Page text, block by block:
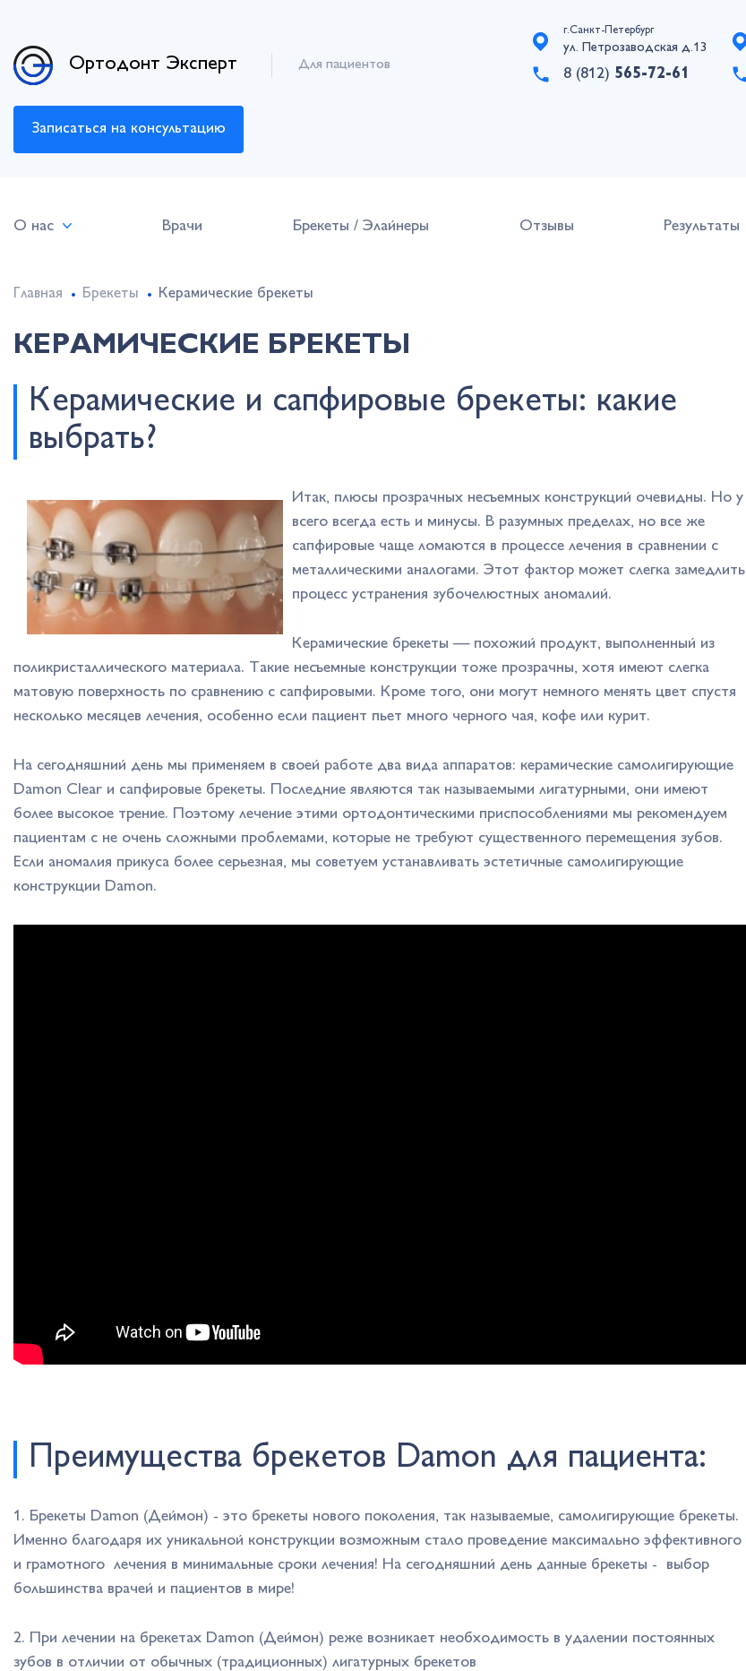
Ортодонт Эксперт Для пациентов
г.Санкт-Петербург
ул. Петрозаводская д.13
8 (812) 565-72-61
Записаться на консультацию
О нас Врачи Брекеты / Элайнеры Отзывы Результаты
Главная Брекеты Керамические брекеты
КЕРАМИЧЕСКИЕ БРЕКЕТЫ
Керамические и сапфировые брекеты: какие
выбрать?
Итак, плюсы прозрачных несъемных конструкций очевидны. Но у
всего всегда есть и минусы. В разумных пределах, но все же
сапфировые чаще ломаются в процессе лечения в сравнении с
металлическими аналогами. Этот фактор может слегка замедлить
процесс устранения зубочелюстных аномалий.
Керамические брекеты — похожий продукт, выполненный из
поликристаллического материала. Такие несъемные конструкции тоже прозрачны, хотя имеют слегка
матовую поверхность по сравнению с сапфировыми. Кроме того, они могут немного менять цвет спустя
несколько месяцев лечения, особенно если пациент пьет много черного чая, кофе или курит.
На сегодняшний день мы применяем в своей работе два вида аппаратов: керамические самолигирующие
Damon Clear и сапфировые брекеты. Последние являются так называемыми лигатурными, они имеют
более высокое трение. Поэтому лечение этими ортодонтическими приспособлениями мы рекомендуем
пациентам с не очень сложными проблемами, которые не требуют существенного перемещения зубов.
Если аномалия прикуса более серьезная, мы советуем устанавливать эстетичные самолигирующие
конструкции Damon.
Преимущества брекетов Damon для пациента:
1. Брекеты Damon (Деймон) - это брекеты нового поколения, так называемые, самолигирующие брекеты.
Именно благодаря их уникальной конструкции возможным стало проведение максимально эффективного
и грамотного лечения в минимальные сроки лечения! На сегодняшний день данные брекеты - выбор
большинства врачей и пациентов в мире!
2. При лечении на брекетах Damon (Деймон) реже возникает необходимость в удалении постоянных
зубов в отличии от обычных (традиционных) лигатурных брекетов